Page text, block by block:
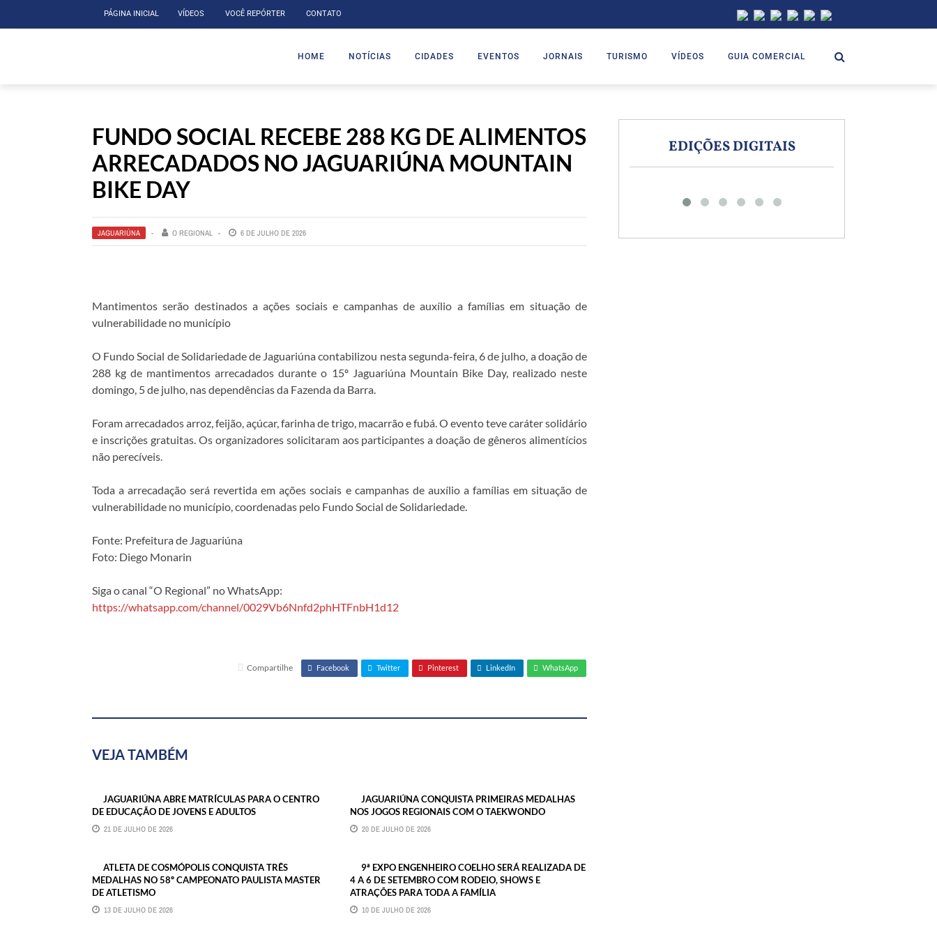
PÁGINA INICIAL VÍDEOS VOCÊ REPÓRTER CONTATO
HOME NOTÍCIAS CIDADES EVENTOS JORNAIS TURISMO VÍDEOS GUIA COMERCIAL
FUNDO SOCIAL RECEBE 288 KG DE ALIMENTOS
ARRECADADOS NO JAGUARIÚNA MOUNTAIN
BIKE DAY
JAGUARIÚNA O REGIONAL 6 DE JULHO DE 2026
Mantimentos serão destinados a ações sociais e campanhas de auxílio a famílias em situação de
vulnerabilidade no município
O Fundo Social de Solidariedade de Jaguariúna contabilizou nesta segunda-feira, 6 de julho, a doação de
288 kg de mantimentos arrecadados durante o 15º Jaguariúna Mountain Bike Day, realizado neste
domingo, 5 de julho, nas dependências da Fazenda da Barra.
Foram arrecadados arroz, feijão, açúcar, farinha de trigo, macarrão e fubá. O evento teve caráter solidário
e inscrições gratuitas. Os organizadores solicitaram aos participantes a doação de gêneros alimentícios
não perecíveis.
Toda a arrecadação será revertida em ações sociais e campanhas de auxílio a famílias em situação de
vulnerabilidade no município, coordenadas pelo Fundo Social de Solidariedade.
Fonte: Prefeitura de Jaguariúna
Foto: Diego Monarin
Siga o canal “O Regional” no WhatsApp:
https://whatsapp.com/channel/0029Vb6Nnfd2phHTFnbH1d12
Compartilhe Facebook Twitter Pinterest LinkedIn WhatsApp
VEJA TAMBÉM
JAGUARIÚNA ABRE MATRÍCULAS PARA O CENTRO
DE EDUCAÇÃO DE JOVENS E ADULTOS
21 DE JULHO DE 2026
JAGUARIÚNA CONQUISTA PRIMEIRAS MEDALHAS
NOS JOGOS REGIONAIS COM O TAEKWONDO
20 DE JULHO DE 2026
ATLETA DE COSMÓPOLIS CONQUISTA TRÊS
MEDALHAS NO 58º CAMPEONATO PAULISTA MASTER
DE ATLETISMO
13 DE JULHO DE 2026
9ª EXPO ENGENHEIRO COELHO SERÁ REALIZADA DE
4 A 6 DE SETEMBRO COM RODEIO, SHOWS E
ATRAÇÕES PARA TODA A FAMÍLIA
10 DE JULHO DE 2026
EDIÇÕES DIGITAIS